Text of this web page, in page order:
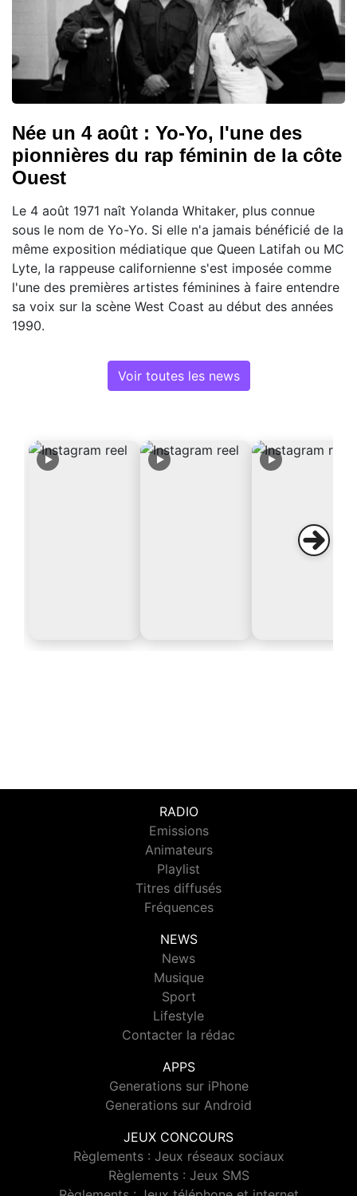
Née un 4 août : Yo-Yo, l'une des
pionnières du rap féminin de la côte
Ouest
Le 4 août 1971 naît Yolanda Whitaker, plus connue
sous le nom de Yo-Yo. Si elle n'a jamais bénéficié de la
même exposition médiatique que Queen Latifah ou MC
Lyte, la rappeuse californienne s'est imposée comme
l'une des premières artistes féminines à faire entendre
sa voix sur la scène West Coast au début des années
1990.
Voir toutes les news
RADIO
Emissions
Animateurs
Playlist
Titres diffusés
Fréquences
NEWS
News
Musique
Sport
Lifestyle
Contacter la rédac
APPS
Generations sur iPhone
Generations sur Android
JEUX CONCOURS
Règlements : Jeux réseaux sociaux
Règlements : Jeux SMS